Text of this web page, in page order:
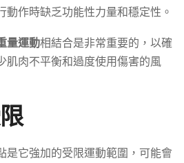
動作時缺乏功能性力量和穩定性。
量運動相結合是非常重要的，以確
肌肉不平衡和過度使用傷害的風
是它強加的受限運動範圍，可能會